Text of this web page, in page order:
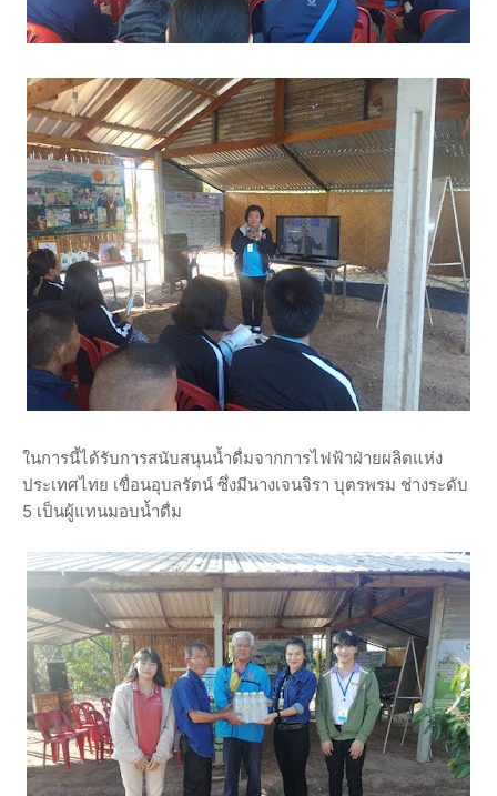
ในการนี้ได้รับการสนับสนุนน้ำดื่มจากการไฟฟ้าฝ่ายผลิตแห่ง
ประเทศไทย เขื่อนอุบลรัตน์ ซึ่งมีนางเจนจิรา บุตรพรม ช่างระดับ
5 เป็นผู้แทนมอบน้ำดื่ม